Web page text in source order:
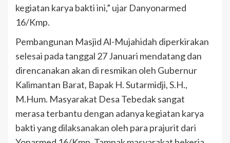
kegiatan karya bakti ini,” ujar Danyonarmed
16/Kmp.
Pembangunan Masjid Al-Mujahidah diperkirakan
selesai pada tanggal 27 Januari mendatang dan
direncanakan akan di resmikan oleh Gubernur
Kalimantan Barat, Bapak H. Sutarmidji, S.H.,
M.Hum. Masyarakat Desa Tebedak sangat
merasa terbantu dengan adanya kegiatan karya
bakti yang dilaksanakan oleh para prajurit dari